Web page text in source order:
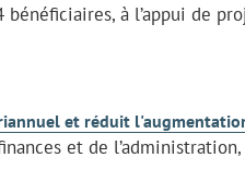
à l’appui de
et réduit
et de